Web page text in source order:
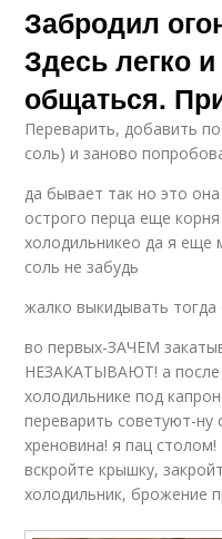
Забродил
Здесь легко
общаться.
Переварить, добавить
соль) и заново
да бывает так но это
острого перца еще
холодильникео да я еще
соль не забудь
жалко выкидывать тогда
во первых-ЗАЧЕМ
НЕЗАКАТЫВАЮТ! а после
холодильнике под
переварить советуют-ну
хреновина! я пац столом!
вскройте крышку,
холодильник, брожение